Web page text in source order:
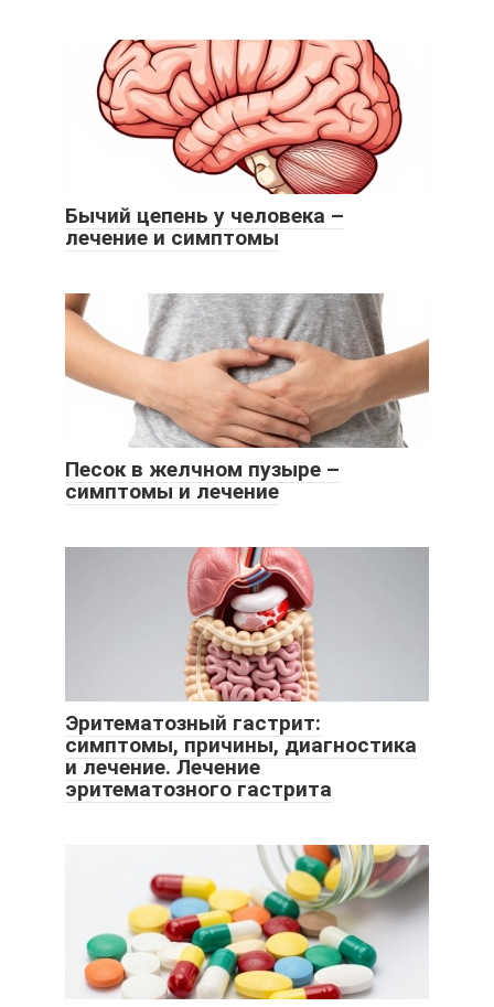
Бычий цепень у человека –
лечение и симптомы
Песок в желчном пузыре –
симптомы и лечение
Эритематозный гастрит:
симптомы, причины, диагностика
и лечение. Лечение
эритематозного гастрита